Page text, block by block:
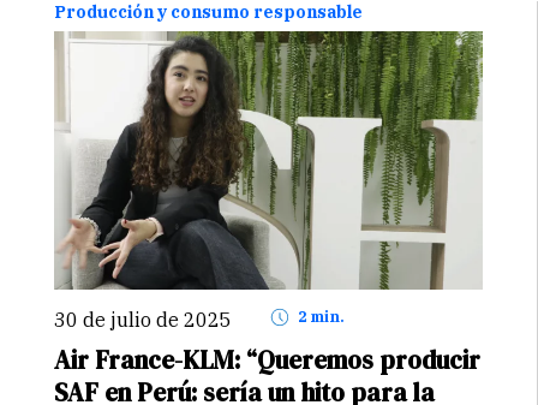
Producción y consumo responsable
30 de julio de 2025 2 min.
Air France-KLM: “Queremos producir
SAF en Perú: sería un hito para la